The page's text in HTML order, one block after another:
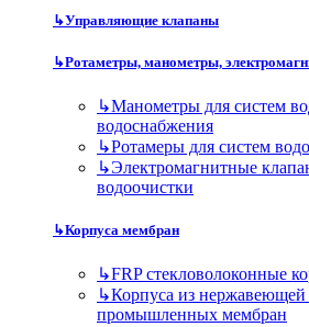
↳Управляющие клапаны
↳Ротаметры, манометры,
↳Манометры для систем
водоснабжения
↳Ротамеры для систем
↳Электромагнитные
водоочистки
↳Корпуса мембран
↳FRP стекловолоконные
↳Корпуса из нержавеющей
промышленных мембран